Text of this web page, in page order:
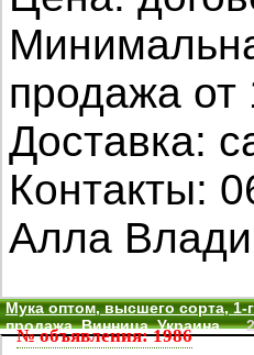
продажа от
Доставка:
Контакты:
Алла
№ объявления: 1986
Мука оптом, высшего сорта, 1-
продажа, Винница, Украина